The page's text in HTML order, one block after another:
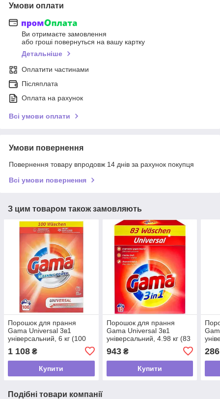
Умови оплати
Ви отримаєте замовлення
або гроші повернуться на вашу картку
Детальніше
Оплатити частинами
Післяплата
Оплата на рахунок
Всі умови оплати
Умови повернення
Повернення товару впродовж 14 днів за рахунок покупця
Всі умови повернення
З цим товаром також замовляють
Порошок для прання
Gama Universal 3в1
універсальний, 6 кг (100
1 108 ₴
Купити
Порошок для прання
Gama Universal 3в1
універсальний, 4.98 кг (83
943₴
Купити
286
Подібні товари компанії